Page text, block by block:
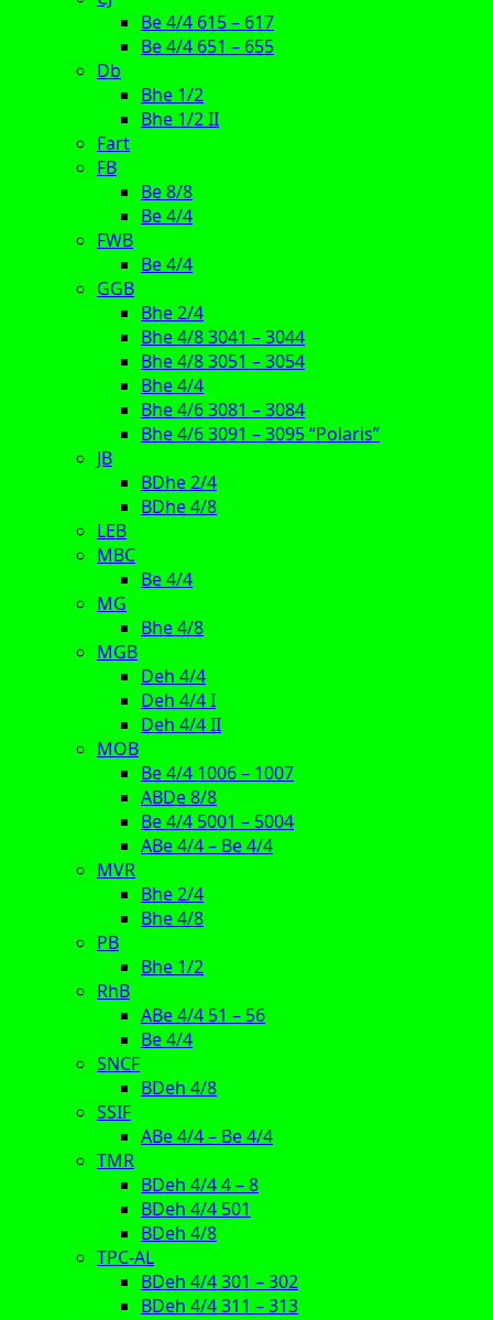
Be 4/4 615 – 617
Be 4/4 651 – 655
Db
Bhe 1/2
Bhe 1/2 II
Fart
FB
Be 8/8
Be 4/4
FWB
Be 4/4
GGB
Bhe 2/4
Bhe 4/8 3041 – 3044
Bhe 4/8 3051 – 3054
Bhe 4/4
Bhe 4/6 3081 – 3084
Bhe 4/6 3091 – 3095 “Polaris”
JB
BDhe 2/4
BDhe 4/8
LEB
MBC
Be 4/4
MG
Bhe 4/8
MGB
Deh 4/4
Deh 4/4 I
Deh 4/4 II
MOB
Be 4/4 1006 – 1007
ABDe 8/8
Be 4/4 5001 – 5004
ABe 4/4 – Be 4/4
MVR
Bhe 2/4
Bhe 4/8
PB
Bhe 1/2
RhB
ABe 4/4 51 – 56
Be 4/4
SNCF
BDeh 4/8
SSIF
ABe 4/4 – Be 4/4
TMR
BDeh 4/4 4 – 8
BDeh 4/4 501
BDeh 4/8
TPC-AL
BDeh 4/4 301 – 302
BDeh 4/4 311 – 313